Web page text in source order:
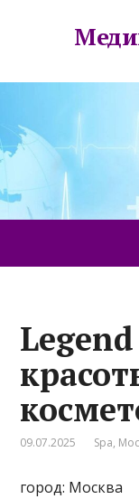
09.07.2025 Spa,
город: Москва